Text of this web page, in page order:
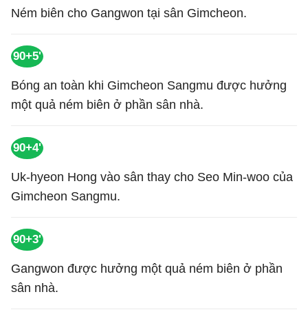
Ném biên cho Gangwon tại sân Gimcheon.
90+5'
Bóng an toàn khi Gimcheon Sangmu được hưởng
một quả ném biên ở phần sân nhà.
90+4'
Uk-hyeon Hong vào sân thay cho Seo Min-woo của
Gimcheon Sangmu.
90+3'
Gangwon được hưởng một quả ném biên ở phần
sân nhà.